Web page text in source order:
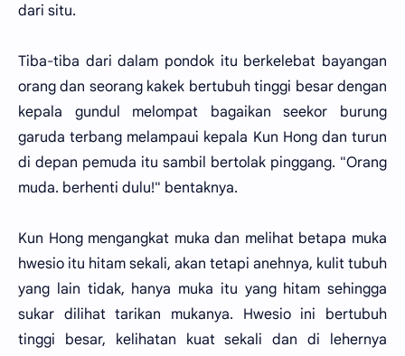
dari situ.
Tiba-tiba dari dalam pondok itu berkelebat bayangan
orang dan seorang kakek bertubuh tinggi besar dengan
kepala gundul melompat bagaikan seekor burung
garuda terbang melampaui kepala Kun Hong dan turun
di depan pemuda itu sambil bertolak pinggang. "Orang
muda. berhenti dulu!" bentaknya.
Kun Hong mengangkat muka dan melihat betapa muka
hwesio itu hitam sekali, akan tetapi anehnya, kulit tubuh
yang lain tidak, hanya muka itu yang hitam sehingga
sukar dilihat tarikan mukanya. Hwesio ini bertubuh
tinggi besar, kelihatan kuat sekali dan di lehernya